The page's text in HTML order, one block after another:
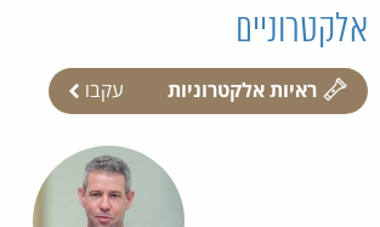
אלקטרוניים
ראיות אלקטרוניות עקבו